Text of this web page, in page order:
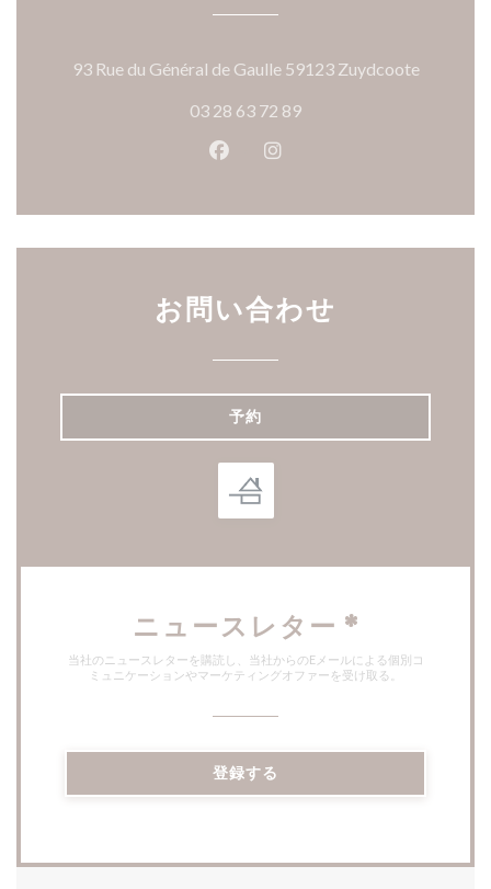
93 Rue du Général de Gaulle 59123 Zuydcoote((新しい
03 28 63 72 89
Facebook ((新しいウィンドウ
Instagram ((新しいウィ
お問い合わせ
予約
ニュースレター *
当社のニュースレターを購読し、当社からのEメールによる個別コ
ミュニケーションやマーケティングオファーを受け取る。
登録する